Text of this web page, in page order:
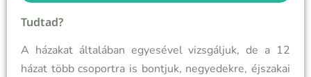
Tudtad?
A házakat általában egyesével vizsgáljuk, de a 12
házat több csoportra is bontjuk, negyedekre, éjszakai